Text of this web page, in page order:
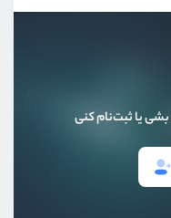
بشی یا ثبت‌نام کنی